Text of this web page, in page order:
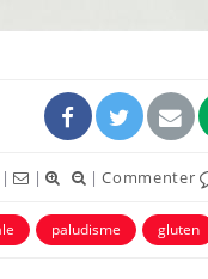
| | |Commenter
paludisme gluten